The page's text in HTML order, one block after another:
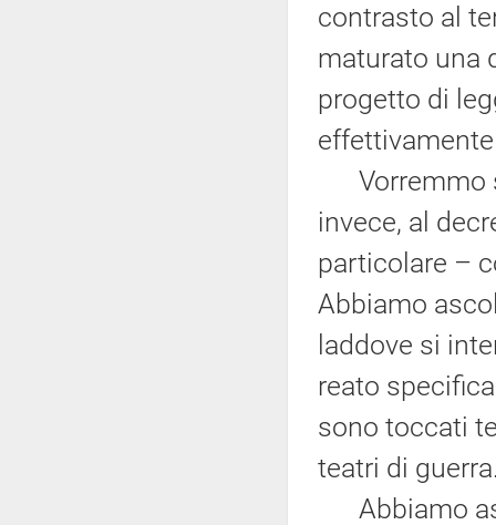
contrasto al
maturato una
progetto di
Vorremmo
invece, al
particolare –
Abbiamo
laddove si
reato
sono toccati
teatri di
Abbiamo